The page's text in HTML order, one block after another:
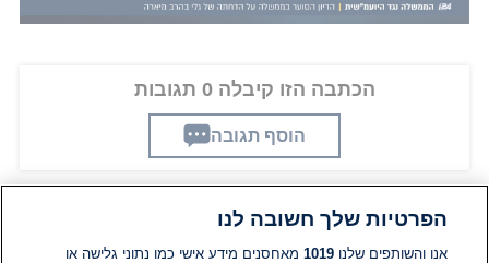
הכתבה הזו קיבלה 0 תגובות
הוסף תגובה
תגובות
הפרטיות שלך חשובה לנו
אנו והשותפים שלנו1019 מאחסנים מידע אישי כמו נתוני גלישה או